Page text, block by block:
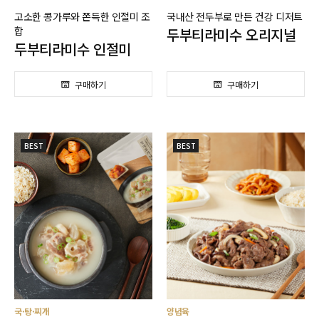
고소한 콩가루와 쫀득한 인절미 조
합
두부티라미수 인절미
국내산 전두부로 만든 건강 디저트
두부티라미수 오리지널
BEST
국·탕·찌개
BEST
양념육